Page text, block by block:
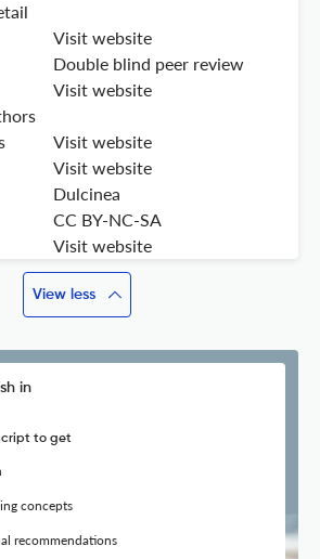
Visit website
Double blind peer review
Visit website
Visit website
Visit website
Dulcinea
CC BY-NC-SA
Visit website
View less
in
to get
concepts
recommendations